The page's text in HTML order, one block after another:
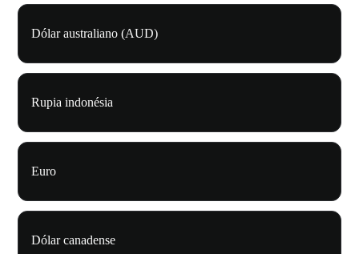
Dólar australiano (AUD)
Rupia indonésia
Euro
Dólar canadense